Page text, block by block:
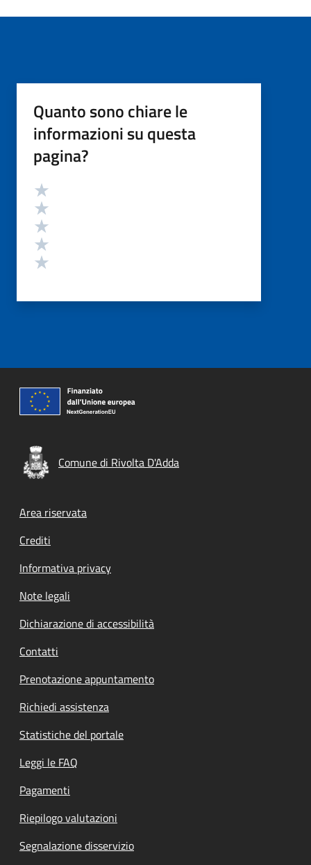
Quanto sono chiare le
informazioni su questa
pagina?
Valutazione
Comune di Rivolta D'Adda
Footer menu
Area riservata
Crediti
Informativa privacy
Note legali
Dichiarazione di accessibilità
Contatti
Prenotazione appuntamento
Richiedi assistenza
Statistiche del portale
Leggi le FAQ
Pagamenti
Riepilogo valutazioni
Segnalazione disservizio